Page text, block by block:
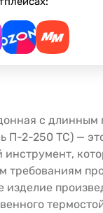
с длинным
П-2-250 ТС) —
инструмент,
требованиям
изделие